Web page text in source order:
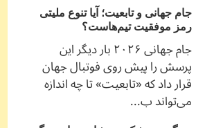
جام جهانی و تابعیت؛ آیا تنوع ملیتی
رمز موفقیت تیم‌هاست؟
جام جهانی ۲۰۲۶ بار دیگر این
پرسش را پیش روی فوتبال جهان
قرار داد که «تابعیت» تا چه اندازه
می‌تواند ب...